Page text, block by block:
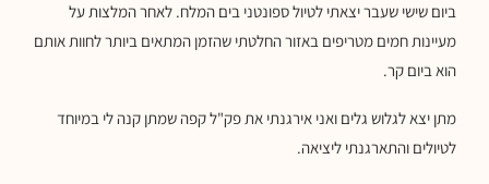
ביום שישי שעבר יצאתי לטיול ספונטני בים המלח. לאחר המלצות על
מעיינות חמים מטריפים באזור החלטתי שהזמן המתאים ביותר לחוות אותם
הוא ביום קר.
מתן יצא לגלוש גלים ואני אירגנתי את פק"ל קפה שמתן קנה לי במיוחד
לטיולים והתארגנתי ליציאה.